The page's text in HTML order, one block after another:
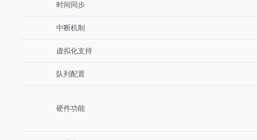
时间同步
中断机制
虚拟化支持
队列配置
硬件功能